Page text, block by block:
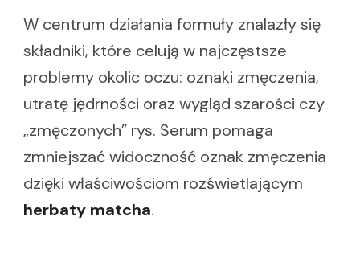
W centrum działania formuły znalazły się
składniki, które celują w najczęstsze
problemy okolic oczu: oznaki zmęczenia,
utratę jędrności oraz wygląd szarości czy
„zmęczonych” rys. Serum pomaga
zmniejszać widoczność oznak zmęczenia
dzięki właściwościom rozświetlającym
herbaty matcha.